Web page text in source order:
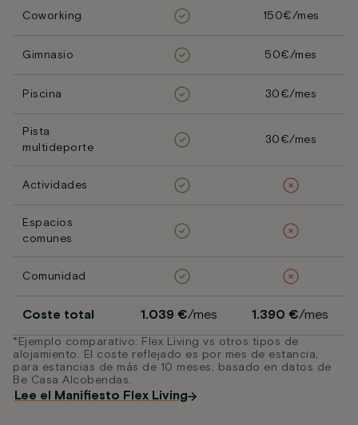
Coworking 150€/mes
Gimnasio 50€/mes
Piscina 30€/mes
Pista
multideporte
30€/mes
Actividades
Espacios
comunes
Comunidad
Coste total 1.039 €/mes 1.390 €/mes
*Ejemplo comparativo: Flex Living vs otros tipos de
alojamiento. El coste reflejado es por mes de estancia,
para estancias de más de 10 meses, basado en datos de
Be Casa Alcobendas.
Lee el Manifiesto Flex Living